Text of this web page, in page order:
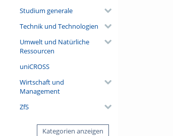
Studium generale
Technik und Technologien
Umwelt und Natürliche
Ressourcen
uniCROSS
Wirtschaft und
Management
ZfS
Kategorien anzeigen